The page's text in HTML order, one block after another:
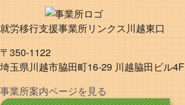
就労移行支援事業所リンクス川越東口
〒350-1122
埼玉県川越市脇田町16-29 川越脇田ビル4F
事業所案内ページを見る